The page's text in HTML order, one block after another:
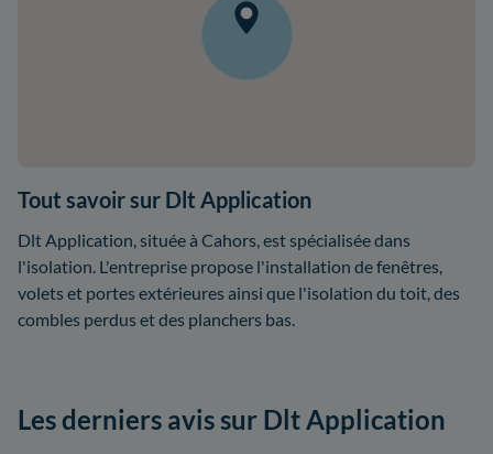
Tout savoir sur Dlt Application
Dlt Application, située à Cahors, est spécialisée dans
l'isolation. L'entreprise propose l'installation de fenêtres,
volets et portes extérieures ainsi que l'isolation du toit, des
combles perdus et des planchers bas.
Les derniers avis sur Dlt Application